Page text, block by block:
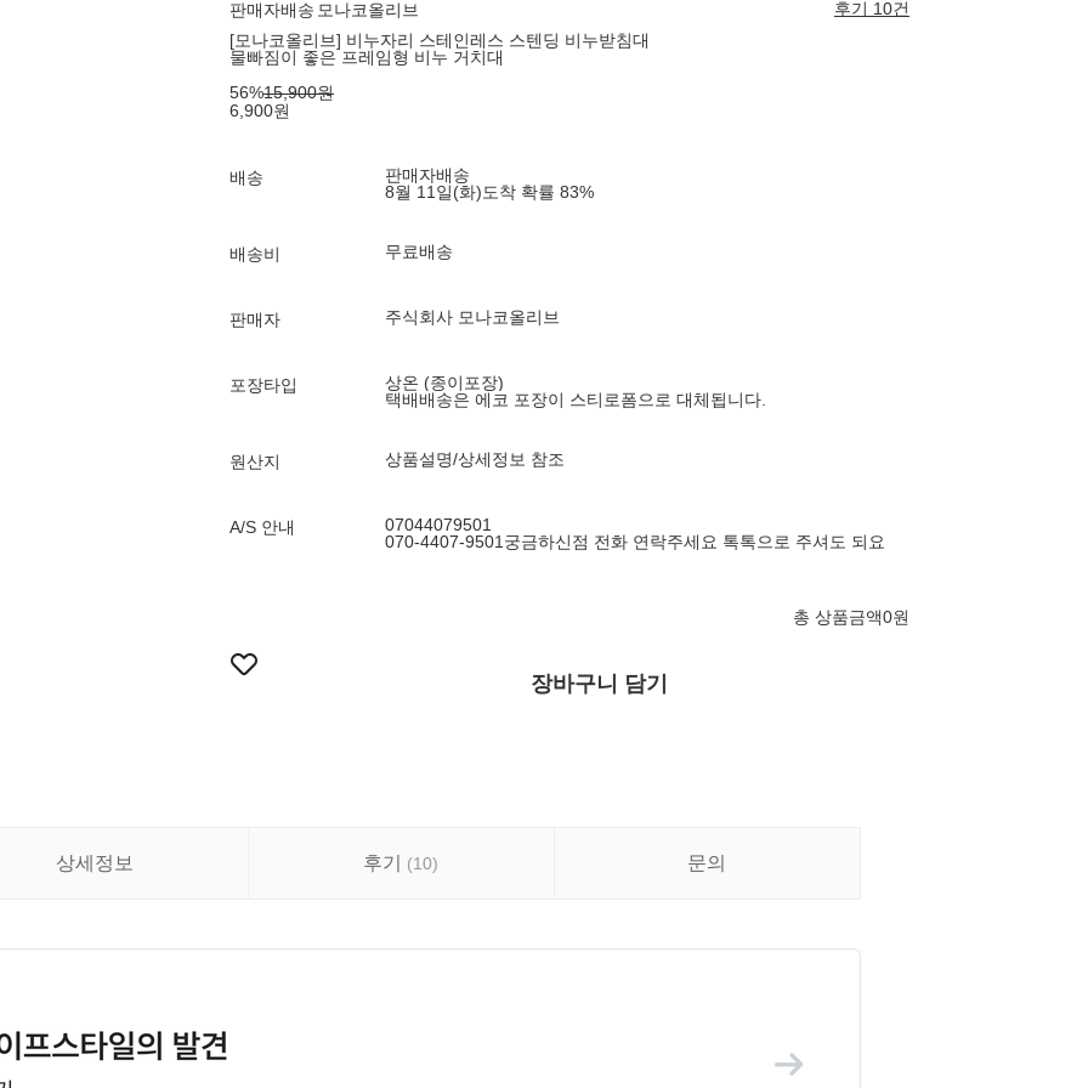
판매자배송 모나코올리브
후기 10건
[모나코올리브] 비누자리 스테인레스 스텐딩 비누받침대
물빠짐이 좋은 프레임형 비누 거치대
56%15,900원
6,900원
배송
판매자배송
8월 11일(화)도착 확률 83%
배송비 무료배송
판매자 주식회사 모나코올리브
포장타입
상온 (종이포장)
택배배송은 에코 포장이 스티로폼으로 대체됩니다.
원산지 상품설명/상세정보 참조
A/S 안내
07044079501
070-4407-9501궁금하신점 전화 연락주세요 톡톡으로 주셔도 되요
총 상품금액0원
장바구니 담기
상세정보 후기 (10) 문의